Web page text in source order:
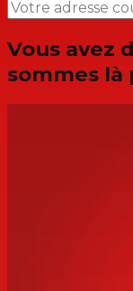
Vous avez
sommes là